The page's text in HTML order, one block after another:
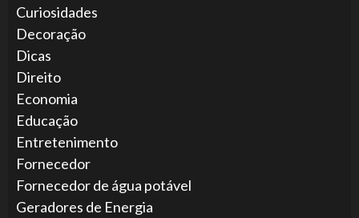
Curiosidades
Decoração
Dicas
Direito
Economia
Educação
Entretenimento
Fornecedor
Fornecedor de água potável
Geradores de Energia